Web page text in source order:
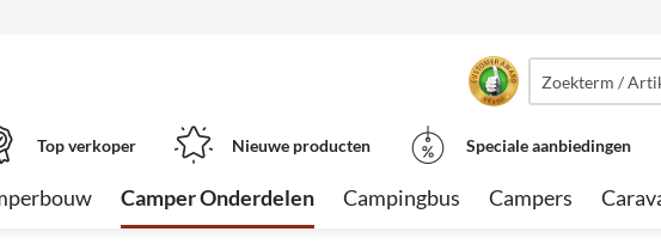
Top verkoper Nieuwe producten Speciale aanbiedingen
Camper Onderdelen Campingbus Campers